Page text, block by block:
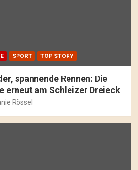
SPORT TOP STORY
spannende Rennen: Die
erneut am Schleizer Dreieck
Rössel